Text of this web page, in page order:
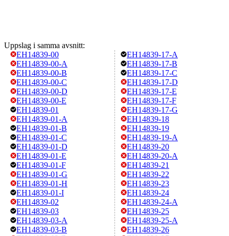
Uppslag i samma avsnitt:
EH14839-00
EH14839-00-A
EH14839-00-B
EH14839-00-C
EH14839-00-D
EH14839-00-E
EH14839-01
EH14839-01-A
EH14839-01-B
EH14839-01-C
EH14839-01-D
EH14839-01-E
EH14839-01-F
EH14839-01-G
EH14839-01-H
EH14839-01-I
EH14839-02
EH14839-03
EH14839-03-A
EH14839-03-B
EH14839-17-A
EH14839-17-B
EH14839-17-C
EH14839-17-D
EH14839-17-E
EH14839-17-F
EH14839-17-G
EH14839-18
EH14839-19
EH14839-19-A
EH14839-20
EH14839-20-A
EH14839-21
EH14839-22
EH14839-23
EH14839-24
EH14839-24-A
EH14839-25
EH14839-25-A
EH14839-26